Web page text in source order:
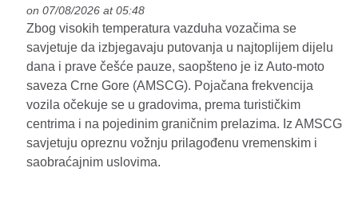
on 07/08/2026 at 05:48
Zbog visokih temperatura vazduha vozačima se
savjetuje da izbjegavaju putovanja u najtoplijem dijelu
dana i prave češće pauze, saopšteno je iz Auto-moto
saveza Crne Gore (AMSCG). Pojačana frekvencija
vozila očekuje se u gradovima, prema turističkim
centrima i na pojedinim graničnim prelazima. Iz AMSCG
savjetuju opreznu vožnju prilagođenu vremenskim i
saobraćajnim uslovima.